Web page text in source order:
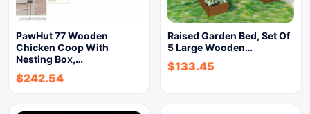
PawHut 77 Wooden
Chicken Coop With
Nesting Box,…
$242.54
Raised Garden Bed, Set Of
5 Large Wooden…
$133.45